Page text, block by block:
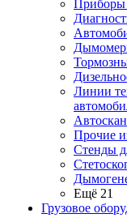
Приборы
Линии
Прочие
Стенды
Ещё 21
Грузовое